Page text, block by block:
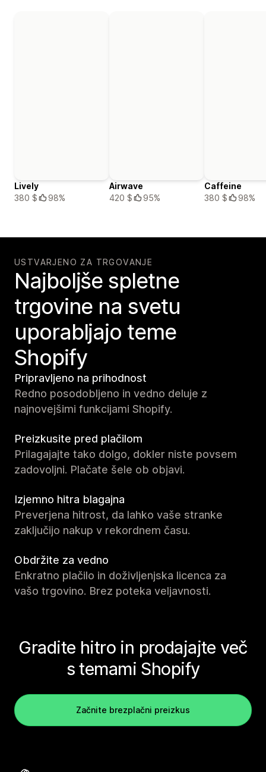
Lively
380 $
98%
Airwave
420 $
95%
Caffeine
380 $
98%
USTVARJENO ZA TRGOVANJE
Najboljše spletne
trgovine na svetu
uporabljajo teme
Shopify
Pripravljeno na prihodnost
Redno posodobljeno in vedno deluje z
najnovejšimi funkcijami Shopify.
Preizkusite pred plačilom
Prilagajajte tako dolgo, dokler niste povsem
zadovoljni. Plačate šele ob objavi.
Izjemno hitra blagajna
Preverjena hitrost, da lahko vaše stranke
zaključijo nakup v rekordnem času.
Obdržite za vedno
Enkratno plačilo in doživljenjska licenca za
vašo trgovino. Brez poteka veljavnosti.
Gradite hitro in prodajajte več
s temami Shopify
Začnite brezplačni preizkus